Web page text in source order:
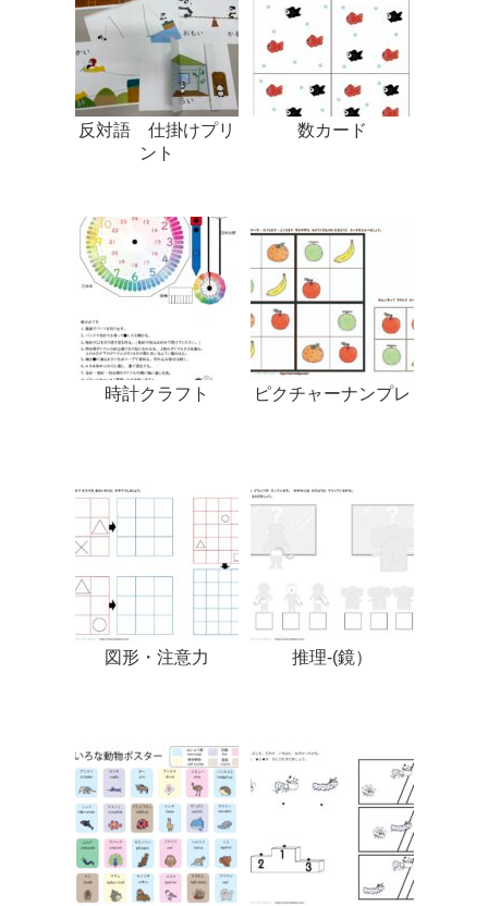
反対語 仕掛けプリ
ント
数カード
時計クラフト ピクチャーナンプレ
図形・注意力 推理-(鏡）